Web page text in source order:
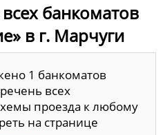
банкоматов
в г. Марчуги
1 банкоматов
всех
проезда к любому
на странице